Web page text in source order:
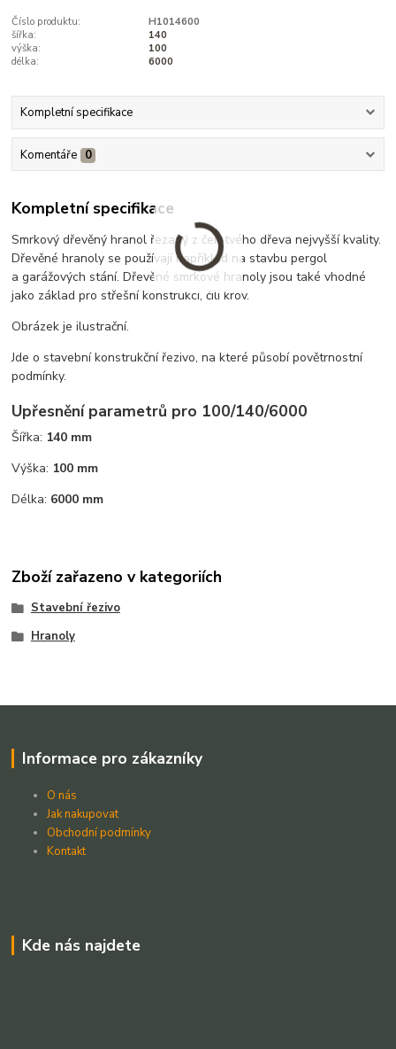
Číslo produktu:
H1014600
šířka:
140
výška:
100
délka:
6000
Kompletní specifikace
Komentáře 0
Kompletní specifikace
Smrkový dřevěný hranol řezaný z čerstvého dřeva nejvyšší kvality.
Dřevěné hranoly se používají například na stavbu pergol
a garážových stání. Dřevěné smrkové hranoly jsou také vhodné
jako základ pro střešní konstrukci, čili krov.
Obrázek je ilustrační.
Jde o stavební konstrukční řezivo, na které působí povětrnostní
podmínky.
Upřesnění parametrů pro 100/140/6000
Šířka: 140 mm
Výška: 100 mm
Délka: 6000 mm
Zboží zařazeno v kategoriích
Stavební řezivo
Hranoly
Informace pro zákazníky
O nás
Jak nakupovat
Obchodní podmínky
Kontakt
Kde nás najdete